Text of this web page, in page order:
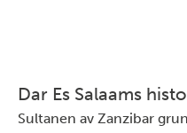
Dar Es Salaams
Sultanen av Zanzibar